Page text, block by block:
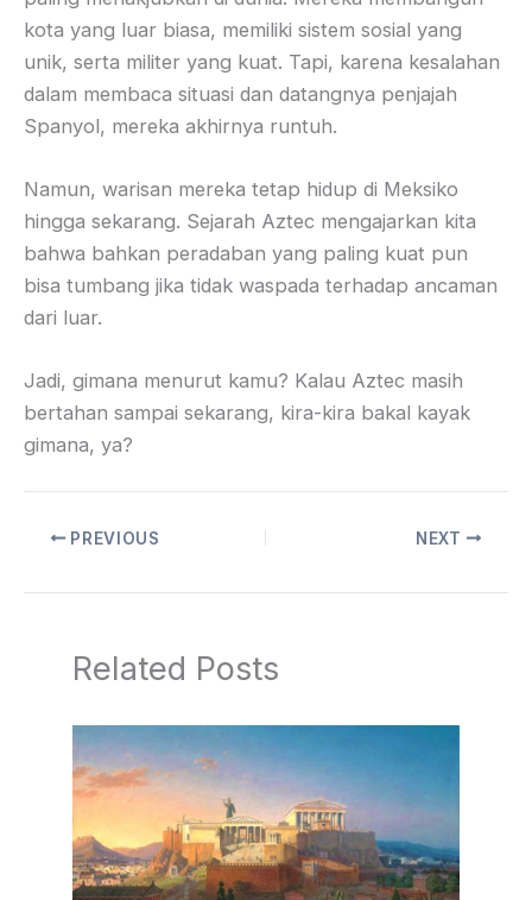
kota yang luar biasa, memiliki sistem sosial yang
unik, serta militer yang kuat. Tapi, karena kesalahan
dalam membaca situasi dan datangnya penjajah
Spanyol, mereka akhirnya runtuh.
Namun, warisan mereka tetap hidup di Meksiko
hingga sekarang. Sejarah Aztec mengajarkan kita
bahwa bahkan peradaban yang paling kuat pun
bisa tumbang jika tidak waspada terhadap ancaman
dari luar.
Jadi, gimana menurut kamu? Kalau Aztec masih
bertahan sampai sekarang, kira-kira bakal kayak
gimana, ya?
PREVIOUS NEXT
Related Posts